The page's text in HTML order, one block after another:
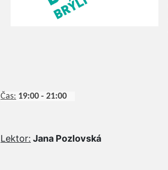
Čas: 19:00 - 21:00
Lektor: Jana Pozlovská